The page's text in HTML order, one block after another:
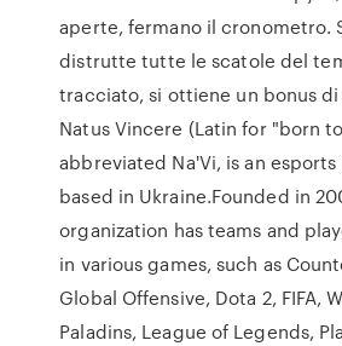
aperte, fermano il cronometro.
distrutte tutte le scatole del
tracciato, si ottiene un bonus
Natus Vincere (Latin for "born
abbreviated Na'Vi, is an
based in Ukraine.Founded in
organization has teams and
in various games, such as
Global Offensive, Dota 2, FIFA,
Paladins, League of Legends,